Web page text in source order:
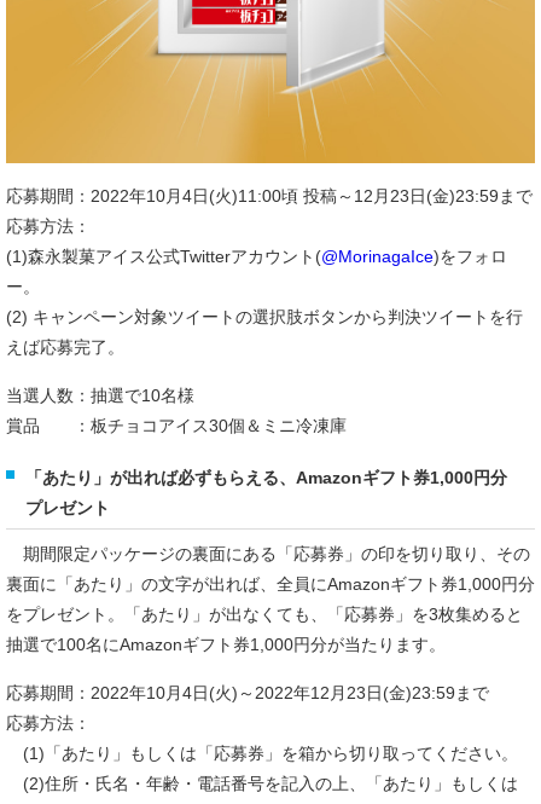
応募期間：2022年10月4日(火)11:00頃 投稿～12月23日(金)23:59まで
応募方法：
(1)森永製菓アイス公式Twitterアカウント(@MorinagaIce)をフォロ
ー。
(2) キャンペーン対象ツイートの選択肢ボタンから判決ツイートを行
えば応募完了。
当選人数：抽選で10名様
賞品 ：板チョコアイス30個＆ミニ冷凍庫
「あたり」が出れば必ずもらえる、Amazonギフト券1,000円分
プレゼント
期間限定パッケージの裏面にある「応募券」の印を切り取り、その
裏面に「あたり」の文字が出れば、全員にAmazonギフト券1,000円分
をプレゼント。「あたり」が出なくても、「応募券」を3枚集めると
抽選で100名にAmazonギフト券1,000円分が当たります。
応募期間：2022年10月4日(火)～2022年12月23日(金)23:59まで
応募方法：
(1)「あたり」もしくは「応募券」を箱から切り取ってください。
(2)住所・氏名・年齢・電話番号を記入の上、「あたり」もしくは